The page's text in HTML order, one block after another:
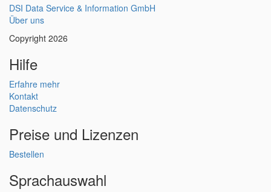
DSI Data Service & Information GmbH
Über uns
Copyright 2026
Hilfe
Erfahre mehr
Kontakt
Datenschutz
Preise und Lizenzen
Bestellen
Sprachauswahl